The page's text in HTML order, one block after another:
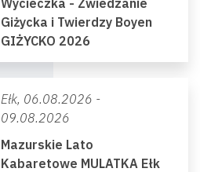
Giżycka i Twierdzy Boyen
GIŻYCKO 2026
Ełk, 06.08.2026 -
09.08.2026
Mazurskie Lato
Kabaretowe MULATKA Ełk